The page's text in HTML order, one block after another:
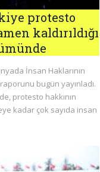
protesto
kaldırıldığı
İnsan Haklarının
bugün yayınladı.
protesto hakkının
kadar çok sayıda insan